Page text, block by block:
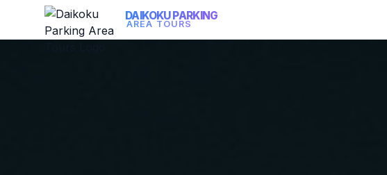
DAIKOKU PARKING
AREA TOURS